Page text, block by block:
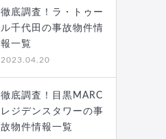
徹底調査！ラ・トゥー
ル千代田の事故物件情
報一覧
2023.04.20
徹底調査！目黒MARC
レジデンスタワーの事
故物件情報一覧